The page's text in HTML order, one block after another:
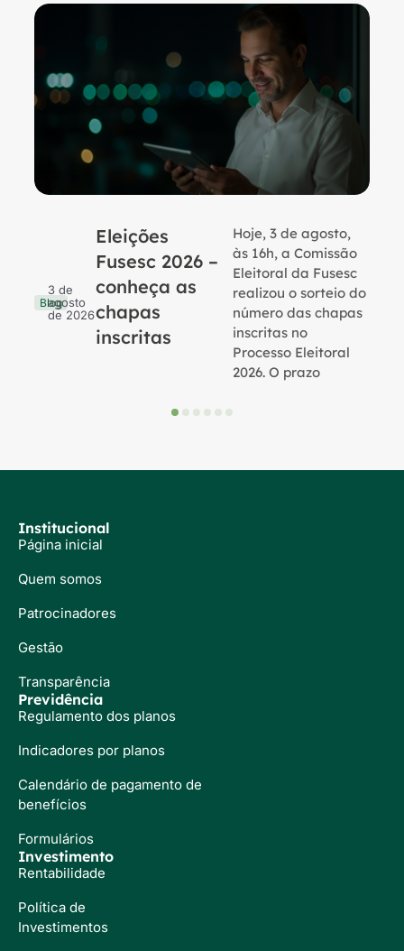
Blog
3 de
agosto
de 2026
Eleições
Fusesc 2026 –
conheça as
chapas
inscritas
Hoje, 3 de agosto,
às 16h, a Comissão
Eleitoral da Fusesc
realizou o sorteio do
número das chapas
inscritas no
Processo Eleitoral
2026. O prazo
Institucional
Página inicial
Quem somos
Patrocinadores
Gestão
Transparência
Previdência
Regulamento dos planos
Indicadores por planos
Calendário de pagamento de
benefícios
Formulários
Investimento
Rentabilidade
Política de
Investimentos